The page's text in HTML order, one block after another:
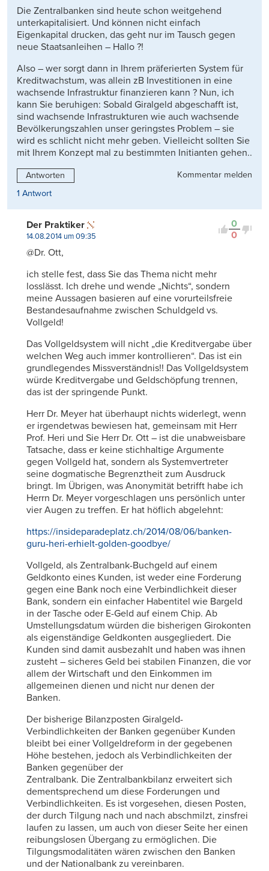
Die Zentralbanken sind heute schon weitgehend
unterkapitalisiert. Und können nicht einfach
Eigenkapital drucken, das geht nur im Tausch gegen
neue Staatsanleihen – Hallo ?!
Also – wer sorgt dann in Ihrem präferierten System für
Kreditwachstum, was allein zB Investitionen in eine
wachsende Infrastruktur finanzieren kann ? Nun, ich
kann Sie beruhigen: Sobald Giralgeld abgeschafft ist,
sind wachsende Infrastrukturen wie auch wachsende
Bevölkerungszahlen unser geringstes Problem – sie
wird es schlicht nicht mehr geben. Vielleicht sollten Sie
mit Ihrem Konzept mal zu bestimmten Initianten gehen..
Antworten
Kommentar melden
1 Antwort
0
0
Der Praktiker
14.08.2014 um 09:35
@Dr. Ott,
ich stelle fest, dass Sie das Thema nicht mehr
losslässt. Ich drehe und wende „Nichts“, sondern
meine Aussagen basieren auf eine vorurteilsfreie
Bestandesaufnahme zwischen Schuldgeld vs.
Vollgeld!
Das Vollgeldsystem will nicht „die Kreditvergabe über
welchen Weg auch immer kontrollieren“. Das ist ein
grundlegendes Missverständnis!! Das Vollgeldsystem
würde Kreditvergabe und Geldschöpfung trennen,
das ist der springende Punkt.
Herr Dr. Meyer hat überhaupt nichts widerlegt, wenn
er irgendetwas bewiesen hat, gemeinsam mit Herr
Prof. Heri und Sie Herr Dr. Ott – ist die unabweisbare
Tatsache, dass er keine stichhaltige Argumente
gegen Vollgeld hat, sondern als Systemvertreter
seine dogmatische Begrenztheit zum Ausdruck
bringt. Im Übrigen, was Anonymität betrifft habe ich
Herrn Dr. Meyer vorgeschlagen uns persönlich unter
vier Augen zu treffen. Er hat höflich abgelehnt:
https://insideparadeplatz.ch/2014/08/06/banken-
guru-heri-erhielt-golden-goodbye/
Vollgeld, als Zentralbank-Buchgeld auf einem
Geldkonto eines Kunden, ist weder eine Forderung
gegen eine Bank noch eine Verbindlichkeit dieser
Bank, sondern ein einfacher Habentitel wie Bargeld
in der Tasche oder E-Geld auf einem Chip. Ab
Umstellungsdatum würden die bisherigen Girokonten
als eigenständige Geldkonten ausgegliedert. Die
Kunden sind damit ausbezahlt und haben was ihnen
zusteht – sicheres Geld bei stabilen Finanzen, die vor
allem der Wirtschaft und den Einkommen im
allgemeinen dienen und nicht nur denen der
Banken.
Der bisherige Bilanzposten Giralgeld-
Verbindlichkeiten der Banken gegenüber Kunden
bleibt bei einer Vollgeldreform in der gegebenen
Höhe bestehen, jedoch als Verbindlichkeiten der
Banken gegenüber der
Zentralbank. Die Zentralbankbilanz erweitert sich
dementsprechend um diese Forderungen und
Verbindlichkeiten. Es ist vorgesehen, diesen Posten,
der durch Tilgung nach und nach abschmilzt, zinsfrei
laufen zu lassen, um auch von dieser Seite her einen
reibungslosen Übergang zu ermöglichen. Die
Tilgungsmodalitäten wären zwischen den Banken
und der Nationalbank zu vereinbaren.